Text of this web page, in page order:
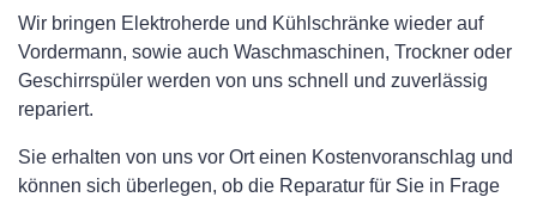
Wir bringen Elektroherde und Kühlschränke wieder auf
Vordermann, sowie auch Waschmaschinen, Trockner oder
Geschirrspüler werden von uns schnell und zuverlässig
repariert.
Sie erhalten von uns vor Ort einen Kostenvoranschlag und
können sich überlegen, ob die Reparatur für Sie in Frage